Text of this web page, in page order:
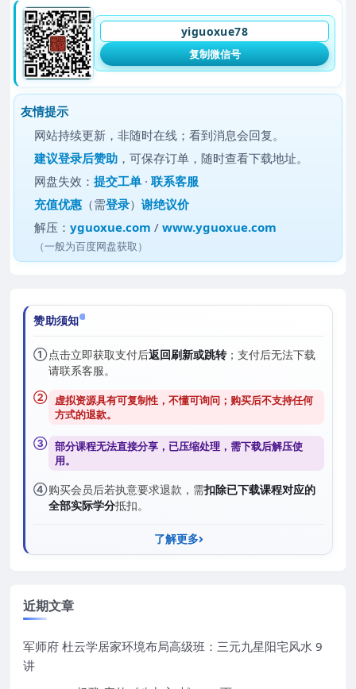
yiguoxue78
复制微信号
友情提示
网站持续更新，非随时在线；看到消息会回复。
建议登录后赞助 ，可保存订单，随时查看下载地址。
网盘失效：提交工单 ·联系客服
充值优惠 （需登录）谢绝议价
解压：yguoxue.com /www.yguoxue.com
（一般为百度网盘获取）
赞助须知
①点击立即获取支付后返回刷新或跳转；支付后无法下载
请联系客服。
② 虚拟资源具有可复制性，不懂可询问；购买后不支持任何
方式的退款。
③ 部分课程无法直接分享，已压缩处理，需下载后解压使
用。
④购买会员后若执意要求退款，需扣除已下载课程对应的
全部实际学分抵扣。
了解更多
近期文章
军师府 杜云学居家环境布局高级班：三元九星阳宅风水 9
讲